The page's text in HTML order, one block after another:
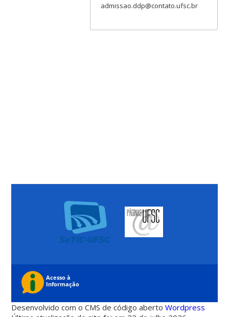
admissao.ddp@contato.ufsc.br
Desenvolvido com o CMS de código abertoWordpress